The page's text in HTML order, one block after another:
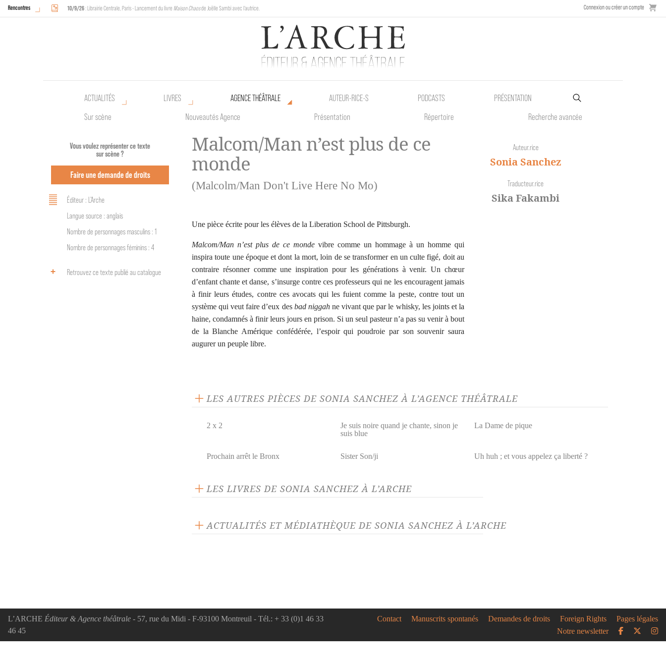
Rencontres 10/9/26: Librairie Centrale, Paris - Lancement du livre Maison Chaosde Joëlle Sambi avec l'autrice.
: Halles de Schaerbeek, Bruxelles - L'Arche sera présente au Poetik Bazar tout le weekend !
Connexion ou créer un compte
ACTUALITÉS LIVRES
AGENCE THÉÂTRALE
Sur scène
Nouveautés Agence Présentation Répertoire Recherche avancée
AUTEUR•RICE•S PODCASTS PRÉSENTATION
Vous voulez représenter ce texte
sur scène ?
Faire une demande de droits
Éditeur : L'Arche
Langue source : anglais
Nombre de personnages masculins : 1
Nombre de personnages féminins : 4
Retrouvez ce texte publié au catalogue
Malcom/Man n’est plus de ce
monde
(Malcolm/Man Don't Live Here No Mo)
Une pièce écrite pour les élèves de la Liberation School de Pittsburgh.
Malcom/Man n’est plus de ce monde vibre comme un hommage à un homme qui
inspira toute une époque et dont la mort, loin de se transformer en un culte figé, doit au
contraire résonner comme une inspiration pour les générations à venir. Un chœur
d’enfant chante et danse, s’insurge contre ces professeurs qui ne les encouragent jamais
à finir leurs études, contre ces avocats qui les fuient comme la peste, contre tout un
système qui veut faire d’eux des bad niggahne vivant que par le whisky, les joints et la
haine, condamnés à finir leurs jours en prison. Si un seul pasteur n’a pas su venir à bout
de la Blanche Amérique confédérée, l’espoir qui poudroie par son souvenir saura
augurer un peuple libre.
Auteur.rice
Sonia Sanchez
Traducteur.rice
Sika Fakambi
LES AUTRES PIÈCES DE SONIA SANCHEZ À L’AGENCE THÉÂTRALE
2 x 2
Je suis noire quand je chante, sinon je
suis blue
La Dame de pique
Prochain arrêt le Bronx Sister Son/ji Uh huh ; et vous appelez ça liberté ?
LES LIVRES DE SONIA SANCHEZ À L’ARCHE
ACTUALITÉS ET MÉDIATHÈQUE DE SONIA SANCHEZ À L’ARCHE
! Marie-Hélène Larose-Truchon...
L’ARCHE Éditeur & Agence théâtrale - 57, rue du Midi - F-93100 Montreuil - Tél.: + 33 (0)1 46 33
46 45
Contact Manuscrits spontanés Demandes de droits Foreign Rights
Pages légales
Notre newsletter